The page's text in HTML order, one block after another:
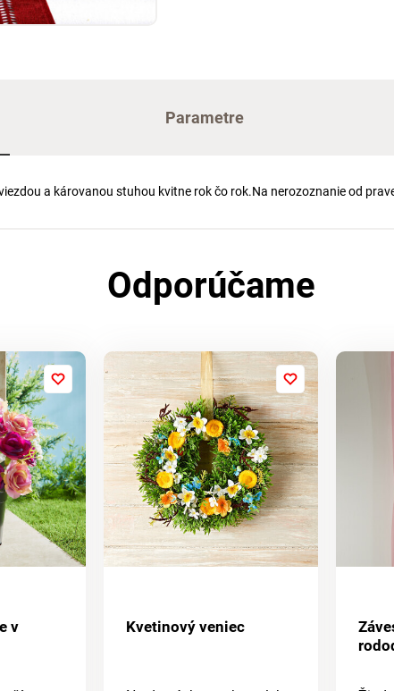
Parametre
a károvanou stuhou kvitne rok čo rok.Na nerozoznanie od
Odporúčame
v
Kvetinový veniec